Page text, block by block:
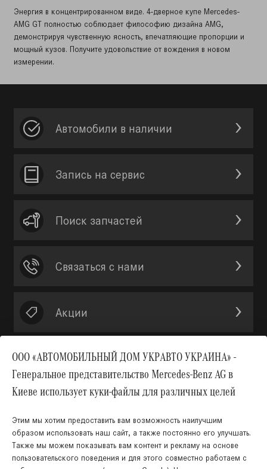
Энергия в концентрированном виде. 4-дверное купе Mercedes-
AMG GT полностью соблюдает философию дизайна AMG,
демонстрируя чувственную ясность, впечатляющие пропорции и
мощный кузов. Получите удовольствие от вождения в новом
измерении.
ООО «АВТОМОБИЛЬНЫЙ ДОМ УКРАВТО УКРАИНА» -
Генеральное представительство Mercedes-Benz AG в
Киеве использует куки-файлы для различных целей
Этим мы хотим предоставить вам возможность наилучшим
образом использовать наш сайт, а также постоянно его улучшать.
Также мы можем показывать вам контент и рекламу на основе
пользовательского поведения и для этого совместно работаем с
Автомобили в наличии
Запись на сервис
Поиск запчастей
Связаться с нами
Акции